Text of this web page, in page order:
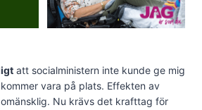
att socialministern inte kunde ge mig
vara på plats. Effekten av
Nu krävs det krafttag för